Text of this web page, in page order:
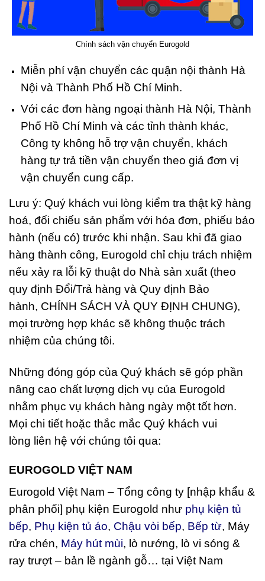
Chính sách vận chuyển Eurogold
Miễn phí vận chuyển các quận nội thành Hà
Nội và Thành Phố Hồ Chí Minh.
Với các đơn hàng ngoại thành Hà Nội, Thành
Phố Hồ Chí Minh và các tỉnh thành khác,
Công ty không hỗ trợ vận chuyển, khách
hàng tự trả tiền vận chuyển theo giá đơn vị
vận chuyển cung cấp.
Lưu ý: Quý khách vui lòng kiểm tra thật kỹ hàng
hoá, đối chiếu sản phẩm với hóa đơn, phiếu bảo
hành (nếu có) trước khi nhận. Sau khi đã giao
hàng thành công, Eurogold chỉ chịu trách nhiệm
nếu xảy ra lỗi kỹ thuật do Nhà sản xuất (theo
quy định Đổi/Trả hàng và Quy định Bảo
hành, CHÍNH SÁCH VÀ QUY ĐỊNH CHUNG),
mọi trường hợp khác sẽ không thuộc trách
nhiệm của chúng tôi.
Những đóng góp của Quý khách sẽ góp phần
nâng cao chất lượng dịch vụ của Eurogold
nhằm phục vụ khách hàng ngày một tốt hơn.
Mọi chi tiết hoặc thắc mắc Quý khách vui
lòng liên hệ với chúng tôi qua:
EUROGOLD VIỆT NAM
Eurogold Việt Nam – Tổng công ty [nhập khẩu &
phân phối] phụ kiện Eurogold như phụ kiện tủ
bếp, Phụ kiện tủ áo, Chậu vòi bếp, Bếp từ, Máy
rửa chén, Máy hút mùi, lò nướng, lò vi sóng &
ray trượt – bản lề ngành gỗ… tại Việt Nam